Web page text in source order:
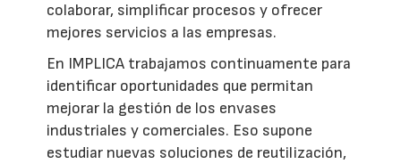
colaborar, simplificar procesos y ofrecer
mejores servicios a las empresas.
En IMPLICA trabajamos continuamente para
identificar oportunidades que permitan
mejorar la gestión de los envases
industriales y comerciales. Eso supone
estudiar nuevas soluciones de reutilización,